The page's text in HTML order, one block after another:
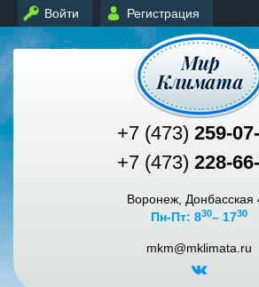
Войти Регистрация
+7 (473) 259-
+7 (473) 228-
Воронеж, Донбасская
Пн-Пт: 830– 1730
mkm@mklimata.ru